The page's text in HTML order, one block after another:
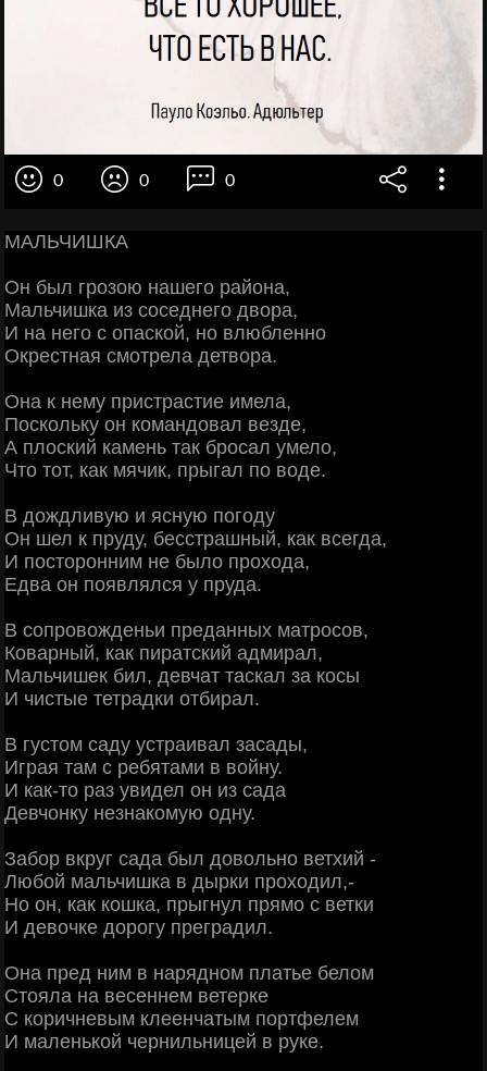
0 0 0
МАЛЬЧИШКА
Он был грозою нашего района,
Мальчишка из соседнего двора,
И на него с опаской, но влюбленно
Окрестная смотрела детвора.
Она к нему пристрастие имела,
Поскольку он командовал везде,
А плоский камень так бросал умело,
Что тот, как мячик, прыгал по воде.
В дождливую и ясную погоду
Он шел к пруду, бесстрашный, как всегда,
И посторонним не было прохода,
Едва он появлялся у пруда.
В сопровожденьи преданных матросов,
Коварный, как пиратский адмирал,
Мальчишек бил, девчат таскал за косы
И чистые тетрадки отбирал.
В густом саду устраивал засады,
Играя там с ребятами в войну.
И как-то раз увидел он из сада
Девчонку незнакомую одну.
Забор вкруг сада был довольно ветхий -
Любой мальчишка в дырки проходил,-
Но он, как кошка, прыгнул прямо с ветки
И девочке дорогу преградил.
Она пред ним в нарядном платье белом
Стояла на весеннем ветерке
С коричневым клеенчатым портфелем
И маленькой чернильницей в руке.